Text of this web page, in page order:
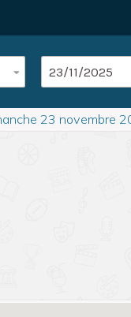
23 novembre